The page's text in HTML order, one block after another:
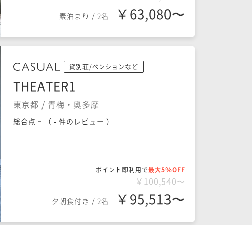
素泊まり / 2名 ￥63,080〜
貸別荘/ペンションなど
THEATER1
東京都 / 青梅・奥多摩
総合点 - （ - 件のレビュー ）
ポイント即利用で最大5％OFF
￥100,540〜
夕朝食付き / 2名 ￥95,513〜